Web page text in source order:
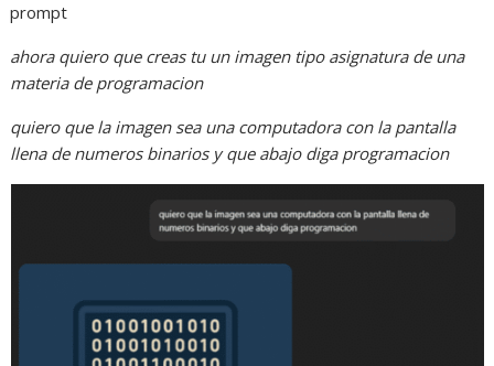
prompt
ahora quiero que creas tu un imagen tipo asignatura de una
materia de programacion
quiero que la imagen sea una computadora con la pantalla
llena de numeros binarios y que abajo diga programacion